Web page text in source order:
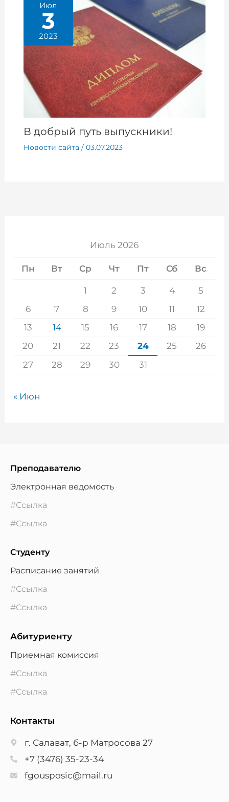
Июл
3
2023
В добрый путь выпускники!
Новости сайта / 03.07.2023
Июль 2026
Пн Вт Ср Чт Пт Сб Вс
1 2 3 4
5
6
7 8 9 10 11
12
13
14 15 16 17 18
19
20
21 22 23 24 25
26
27
28 29 30 31
« Июн
Преподавателю
Электронная ведомость
#Ссылка
#Ссылка
Студенту
Расписание занятий
#Ссылка
#Ссылка
Абитуриенту
Приемная комиссия
#Ссылка
#Ссылка
Контакты
г. Салават, б-р Матросова 27
+7 (3476) 35-23-34
fgousposic@mail.ru